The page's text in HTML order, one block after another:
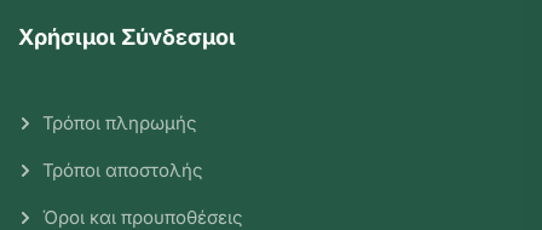
Χρήσιμοι Σύνδεσμοι
Τρόποι πληρωμής
Τρόποι αποστολής
Όροι και προυποθέσεις